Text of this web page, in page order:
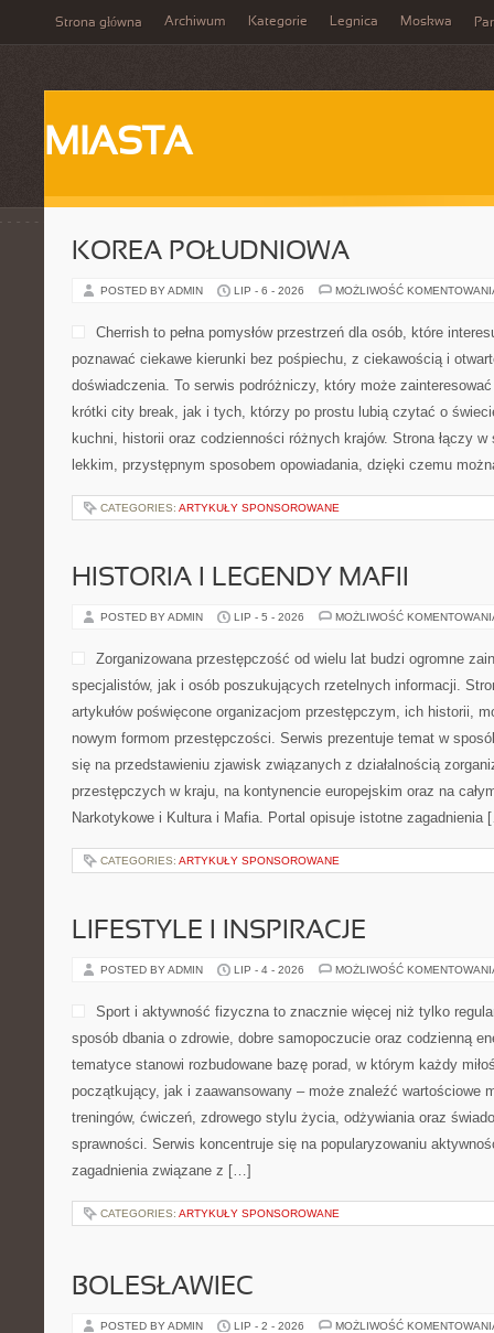
Strona główna Archiwum Kategorie Legnica Moskwa
MIASTA
KOREA POŁUDNIOWA
POSTED BY ADMIN LIP - 6 - 2026 MOŻLIWOŚĆ
Cherrish to pełna pomysłów przestrzeń dla osób, które
poznawać ciekawe kierunki bez pośpiechu, z ciekawością i
doświadczenia. To serwis podróżniczy, który może
krótki city break, jak i tych, którzy po prostu lubią czytać o
kuchni, historii oraz codzienności różnych krajów. Strona łączy
lekkim, przystępnym sposobem opowiadania, dzięki czemu
CATEGORIES: ARTYKUŁY SPONSOROWANE
HISTORIA I LEGENDY MAFII
POSTED BY ADMIN LIP - 5 - 2026 MOŻLIWOŚĆ
Zorganizowana przestępczość od wielu lat budzi ogromne
specjalistów, jak i osób poszukujących rzetelnych informacji.
artykułów poświęcone organizacjom przestępczym, ich historii,
nowym formom przestępczości. Serwis prezentuje temat w
się na przedstawieniu zjawisk związanych z działalnością
przestępczych w kraju, na kontynencie europejskim oraz na
Narkotykowe i Kultura i Mafia. Portal opisuje istotne zagadnienia
CATEGORIES: ARTYKUŁY SPONSOROWANE
LIFESTYLE I INSPIRACJE
POSTED BY ADMIN LIP - 4 - 2026 MOŻLIWOŚĆ
Sport i aktywność fizyczna to znacznie więcej niż tylko
sposób dbania o zdrowie, dobre samopoczucie oraz codzienną
tematyce stanowi rozbudowane bazę porad, w którym każdy
początkujący, jak i zaawansowany – może znaleźć wartościowe
treningów, ćwiczeń, zdrowego stylu życia, odżywiania oraz
sprawności. Serwis koncentruje się na popularyzowaniu
zagadnienia związane z […]
CATEGORIES: ARTYKUŁY SPONSOROWANE
BOLESŁAWIEC
POSTED BY ADMIN LIP - 2 - 2026 MOŻLIWOŚĆ